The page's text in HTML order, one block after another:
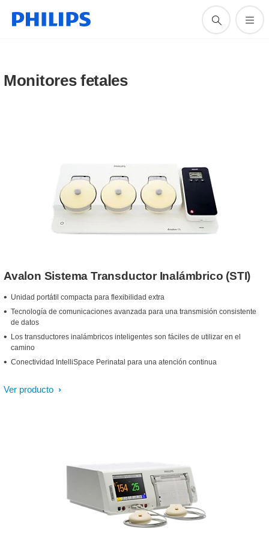
Monitores fetales
Avalon Sistema Transductor Inalámbrico (STI)
Unidad portátil compacta para flexibilidad extra
Tecnología de comunicaciones avanzada para una transmisión consistente
de datos
Los transductores inalámbricos inteligentes son fáciles de utilizar en el
camino
Conectividad IntelliSpace Perinatal para una atención continua
Ver producto